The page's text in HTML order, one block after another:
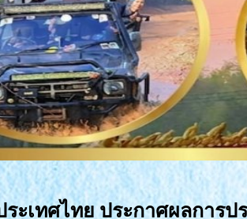
ะเทศไทย ประกาศผลการป